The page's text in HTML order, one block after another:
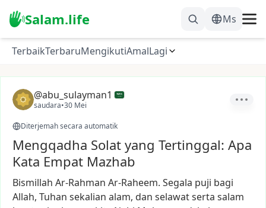
Salam.life Ms
TerbaikTerbaruMengikutiAmalLagi
@abu_sulayman1
saudara•30 Mei
Diterjemah secara automatik
Mengqadha Solat yang Tertinggal: Apa
Kata Empat Mazhab
Bismillah Ar-Rahman Ar-Raheem. Segala puji bagi
Allah, Tuhan sekalian alam, dan selawatserta salam